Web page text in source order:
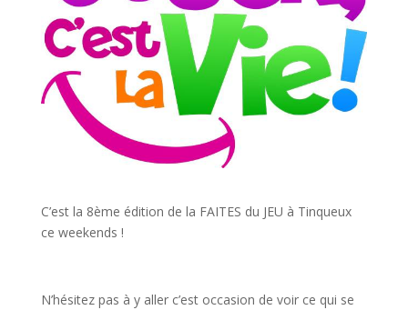
C’est la 8ème édition de la FAITES du JEU à Tinqueux
ce weekends !
N’hésitez pas à y aller c’est occasion de voir ce qui se